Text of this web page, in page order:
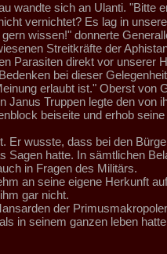
wandte sich an Ulanti. "Bitte
vernichtet? Es lag in
wissen!" donnerte
Streitkräfte der
Parasiten direkt vor unserer
bei dieser
erlaubt ist." Oberst von
Janus Truppen legte den von
beiseite und erhob
Er wusste, dass bei den
Sagen hatte. In sämtlichen
in Fragen des Militärs.
an seine eigene Herkunft
gar nicht.
der
in seinem ganzen leben